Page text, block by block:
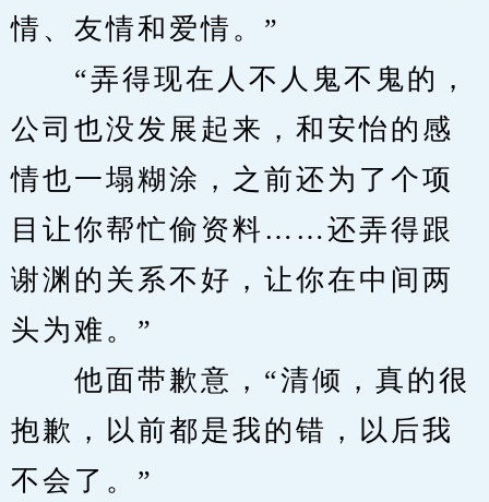
情、友情和爱情。”
“弄得现在人不人鬼不鬼的，
公司也没发展起来，和安怡的感
情也一塌糊涂，之前还为了个项
目让你帮忙偷资料……还弄得跟
谢渊的关系不好，让你在中间两
头为难。”
他面带歉意，“清倾，真的很
抱歉，以前都是我的错，以后我
不会了。”